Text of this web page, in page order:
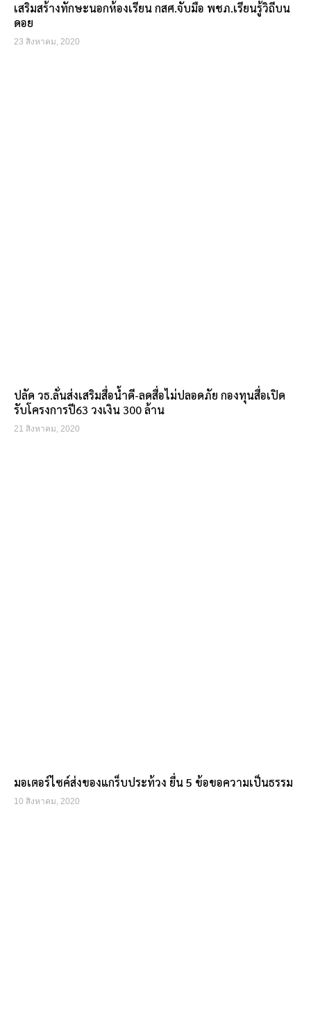
เสริมสร้างทักษะนอกห้องเรียน กสศ.จับมือ พชภ.เรียนรู้วิถีบน
ดอย
23 สิงหาคม, 2020
ปลัด วธ.ลั่นส่งเสริมสื่อน้ำดี-ลดสื่อไม่ปลอดภัย กองทุนสื่อเปิด
รับโครงการปี63 วงเงิน 300 ล้าน
21 สิงหาคม, 2020
มอเตอร์ไซค์ส่งของแกร็บประท้วง ยื่น 5 ข้อขอความเป็นธรรม
10 สิงหาคม, 2020